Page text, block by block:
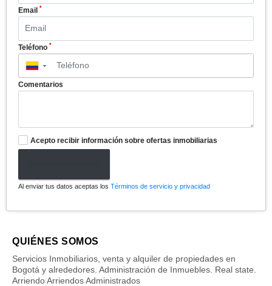
Email *
Teléfono *
▼
Comentarios
Acepto recibir información sobre ofertas inmobiliarias
Al enviar tus datos aceptas los Términos de servicio y privacidad
QUIÉNES SOMOS
Servicios Inmobiliarios, venta y alquiler de propiedades en
Bogotá y alrededores. Administración de Inmuebles. Real state.
Arriendo Arriendos Administrados